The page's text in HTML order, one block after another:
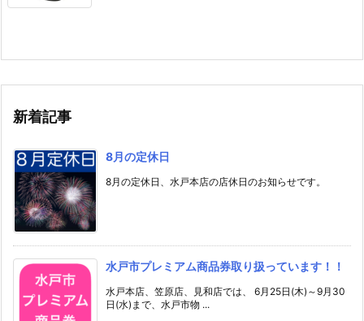
新着記事
8月の定休日
8月の定休日、水戸本店の店休日のお知らせです。
水戸市プレミアム商品券取り扱っています！！
水戸本店、笠原店、見和店では、 6月25日(木)～9月30
日(水)まで、水戸市物 ...